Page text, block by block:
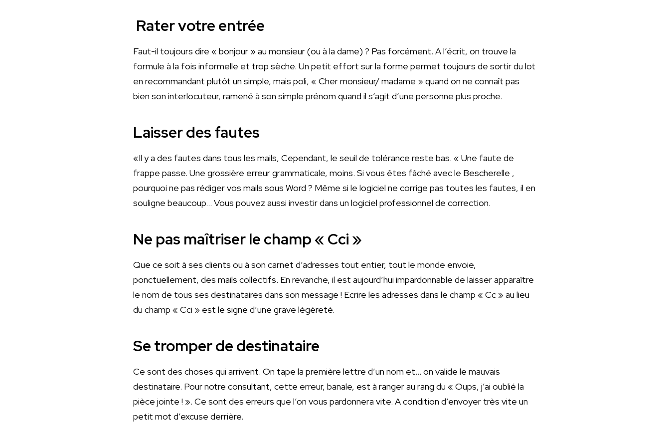
Rater votre entrée
Faut-il toujours dire « bonjour » au monsieur (ou à la dame) ? Pas forcément. A l’écrit, on trouve la
formule à la fois informelle et trop sèche. Un petit effort sur la forme permet toujours de sortir du lot
en recommandant plutôt un simple, mais poli, « Cher monsieur/ madame » quand on ne connaît pas
bien son interlocuteur, ramené à son simple prénom quand il s’agit d’une personne plus proche.
Laisser des fautes
«Il y a des fautes dans tous les mails, Cependant, le seuil de tolérance reste bas. « Une faute de
frappe passe. Une grossière erreur grammaticale, moins. Si vous êtes fâché avec le Bescherelle ,
pourquoi ne pas rédiger vos mails sous Word ? Même si le logiciel ne corrige pas toutes les fautes, il en
souligne beaucoup… Vous pouvez aussi investir dans un logiciel professionnel de correction.
Ne pas maîtriser le champ « Cci »
Que ce soit à ses clients ou à son carnet d’adresses tout entier, tout le monde envoie,
ponctuellement, des mails collectifs. En revanche, il est aujourd’hui impardonnable de laisser apparaître
le nom de tous ses destinataires dans son message ! Ecrire les adresses dans le champ « Cc » au lieu
du champ « Cci » est le signe d’une grave légèreté.
Se tromper de destinataire
Ce sont des choses qui arrivent. On tape la première lettre d’un nom et… on valide le mauvais
destinataire. Pour notre consultant, cette erreur, banale, est à ranger au rang du « Oups, j’ai oublié la
pièce jointe ! ». Ce sont des erreurs que l’on vous pardonnera vite. A condition d’envoyer très vite un
petit mot d’excuse derrière.